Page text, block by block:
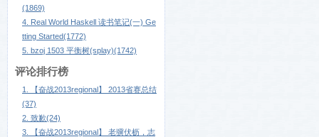
(1869)
4. Real World Haskell 读书笔记(一) Ge
tting Started(1772)
5. bzoj 1503 平衡树(splay)(1742)
评论排行榜
1. 【奋战2013regional】 2013省赛总结
(37)
2. 致歉(24)
3. 【奋战2013regional】 老骥伏枥，志